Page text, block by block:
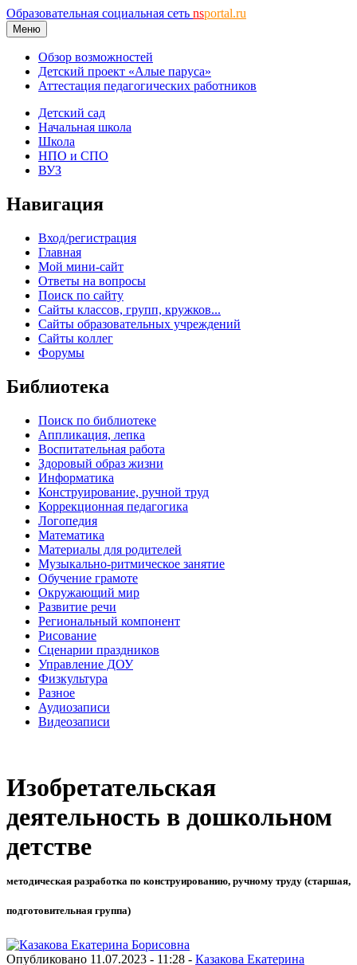
Образовательная социальная сеть nsportal.ru
Меню
Обзор возможностей
Детский проект «Алые паруса»
Аттестация педагогических работников
Детский сад
Начальная школа
Школа
НПО и СПО
ВУЗ
Навигация
Вход/регистрация
Главная
Мой мини-сайт
Ответы на вопросы
Поиск по сайту
Сайты классов, групп, кружков...
Сайты образовательных учреждений
Сайты коллег
Форумы
Библиотека
Поиск по библиотеке
Аппликация, лепка
Воспитательная работа
Здоровый образ жизни
Информатика
Конструирование, ручной труд
Коррекционная педагогика
Логопедия
Математика
Материалы для родителей
Музыкально-ритмическое занятие
Обучение грамоте
Окружающий мир
Развитие речи
Региональный компонент
Рисование
Сценарии праздников
Управление ДОУ
Физкультура
Разное
Аудиозаписи
Видеозаписи
Изобретательская
деятельность в дошкольном
детстве
методическая разработка по конструированию, ручному труду (старшая,
подготовительная группа)
Опубликовано 11.07.2023 - 11:28 - Казакова Екатерина